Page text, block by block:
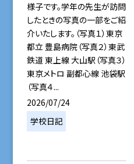
様子です。学年の先生が訪問
したときの写真の一部をご紹
介いたします。（写真１）東京
都立 豊島病院（写真２）東武
鉄道 東上線 大山駅（写真３）
東京メトロ 副都心線 池袋駅
（写真４...
2026/07/24
学校日記